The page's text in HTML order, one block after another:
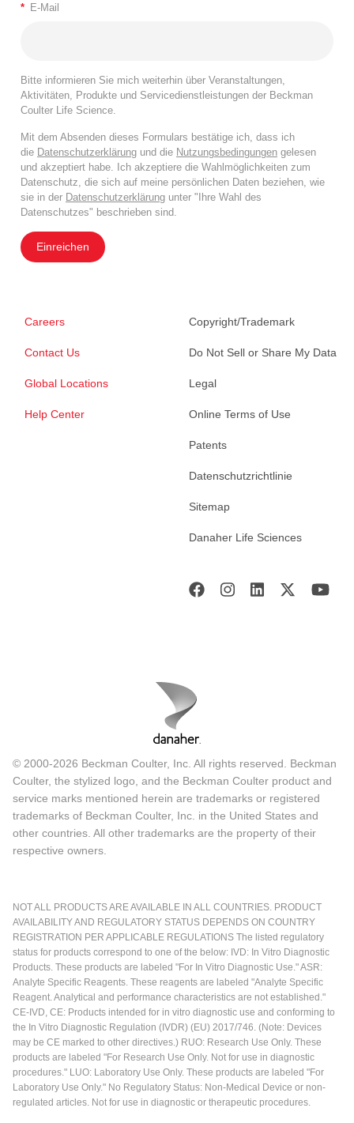
* E-Mail
Bitte informieren Sie mich weiterhin über Veranstaltungen,
Aktivitäten, Produkte und Servicedienstleistungen der Beckman
Coulter Life Science.
Mit dem Absenden dieses Formulars bestätige ich, dass ich
die Datenschutzerklärung und die Nutzungsbedingungen gelesen
und akzeptiert habe. Ich akzeptiere die Wahlmöglichkeiten zum
Datenschutz, die sich auf meine persönlichen Daten beziehen, wie
sie in der Datenschutzerklärung unter "Ihre Wahl des
Datenschutzes" beschrieben sind.
Einreichen
Careers
Contact Us
Global Locations
Help Center
Copyright/Trademark
Do Not Sell or Share My Data
Legal
Online Terms of Use
Patents
Datenschutzrichtlinie
Sitemap
Danaher Life Sciences
© 2000-2026 Beckman Coulter, Inc. All rights reserved. Beckman
Coulter, the stylized logo, and the Beckman Coulter product and
service marks mentioned herein are trademarks or registered
trademarks of Beckman Coulter, Inc. in the United States and
other countries. All other trademarks are the property of their
respective owners.
NOT ALL PRODUCTS ARE AVAILABLE IN ALL COUNTRIES. PRODUCT
AVAILABILITY AND REGULATORY STATUS DEPENDS ON COUNTRY
REGISTRATION PER APPLICABLE REGULATIONS The listed regulatory
status for products correspond to one of the below: IVD: In Vitro Diagnostic
Products. These products are labeled "For In Vitro Diagnostic Use." ASR:
Analyte Specific Reagents. These reagents are labeled "Analyte Specific
Reagent. Analytical and performance characteristics are not established."
CE-IVD, CE: Products intended for in vitro diagnostic use and conforming to
the In Vitro Diagnostic Regulation (IVDR) (EU) 2017/746. (Note: Devices
may be CE marked to other directives.) RUO: Research Use Only. These
products are labeled "For Research Use Only. Not for use in diagnostic
procedures." LUO: Laboratory Use Only. These products are labeled "For
Laboratory Use Only." No Regulatory Status: Non-Medical Device or non-
regulated articles. Not for use in diagnostic or therapeutic procedures.